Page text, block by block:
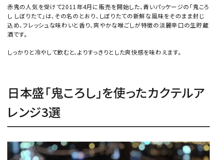
赤鬼の人気を受けて2011年4月に販売を開始した、青いパッケージの「鬼ころ
し しぼりたて」は、その名のとおり、しぼりたての新鮮な風味をそのまま封じ
込め、フレッシュな味わいと香り、爽やかな喉ごしが特徴の淡麗辛口の生貯蔵
酒です。
しっかりと冷やして飲むと、よりすっきりとした爽快感を味わえます。
日本盛「鬼ころし」を使ったカクテルア
レンジ3選